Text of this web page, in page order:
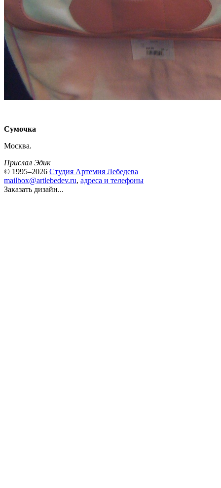
Сумочка
Москва.
Прислал Эдик
© 1995–2026 Студия Артемия Лебедева
mailbox@artlebedev.ru, адреса и телефоны
Заказать дизайн...